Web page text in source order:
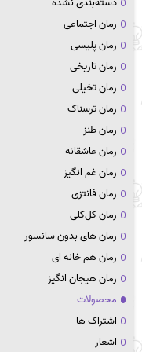
رمان اجتماعی
رمان پلیسی
رمان تاریخی
رمان تخیلی
رمان ترسناک
رمان طنز
رمان عاشقانه
رمان غم انگیز
رمان فانتزی
رمان کل‌کلی
رمان های بدون سانسور
رمان هم خانه ای
رمان هیجان انگیز
محصولات
اشتراک ها
اشعار